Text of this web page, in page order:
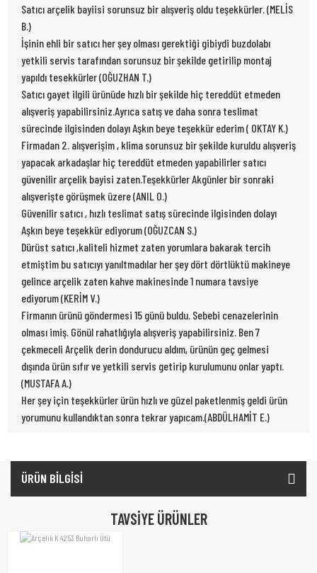
Satıcı arçelik bayiisi sorunsuz bir alışveriş oldu teşekkürler. (MELİS
B.)
İşinin ehli bir satıcı her şey olması gerektiği gibiydi buzdolabı
yetkili servis tarafından sorunsuz bir şekilde getirilip montaj
yapıldı tesekkürler (OĞUZHAN T.)
Satıcı gayet ilgili ürünüde hızlı bir şekilde hiç tereddüt etmeden
alışveriş yapabilirsiniz.Ayrıca satış ve daha sonra teslimat
sürecinde ilgisinden dolayı Aşkın beye teşekkür ederim ( OKTAY K.)
Firmadan 2. alışverişim , klima sorunsuz bir şekilde kuruldu alışveriş
yapacak arkadaşlar hiç tereddüt etmeden yapabilirler satıcı
güvenilir arçelik bayisi zaten.Teşekkürler Akgünler bir sonraki
alışverişte görüşmek üzere (ANIL O.)
Güvenilir satıcı , hızlı teslimat satış sürecinde ilgisinden dolayı
Aşkın beye teşekkür ediyorum (OĞUZCAN S.)
Dürüst satıcı ,kaliteli hizmet zaten yorumlara bakarak tercih
etmiştim bu satıcıyı yanıltmadılar her şey dört dörtlüktü makineye
gelince arçelik zaten kahve makinesinde 1 numara tavsiye
ediyorum (KERİM V.)
Firmanın ürünü göndermesi 15 günü buldu. Sebebi cenazelerinin
olması imiş. Gönül rahatlığıyla alışveriş yapabilirsiniz. Ben 7
çekmeceli Arçelik derin dondurucu aldım, ürünün geç gelmesi
dışında ürün sıfır ve yetkili servis getirip kurulumunu onlar yaptı.
(MUSTAFA A.)
Her şey için teşekkürler ürün hızlı ve güzel paketlenmiş geldi ürün
yorumunu kullandıktan sonra tekrar yapıcam.(ABDÜLHAMİT E.)
ÜRÜN BİLGİSİ
TAVSİYE ÜRÜNLER